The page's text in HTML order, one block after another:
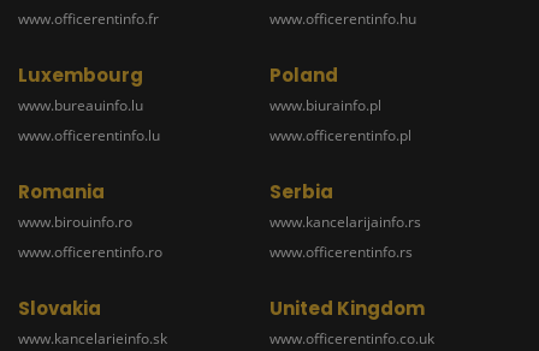
www.officerentinfo.fr
www.officerentinfo.hu
Luxembourg
www.bureauinfo.lu
www.officerentinfo.lu
Poland
www.biurainfo.pl
www.officerentinfo.pl
Romania
www.birouinfo.ro
www.officerentinfo.ro
Serbia
www.kancelarijainfo.rs
www.officerentinfo.rs
Slovakia
www.kancelarieinfo.sk
United Kingdom
www.officerentinfo.co.uk